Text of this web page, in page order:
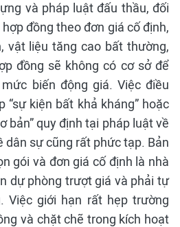
và pháp luật đấu thầu, đối
đồng theo đơn giá cố định,
vật liệu tăng cao bất thường,
đồng sẽ không có cơ sở để
biến động giá. Việc điều
“sự kiện bất khả kháng” hoặc
bản” quy định tại pháp luật về
dân sự cũng rất phức tạp. Bản
gói và đơn giá cố định là nhà
dự phòng trượt giá và phải tự
Việc giới hạn rất hẹp trường
và chặt chẽ trong kích hoạt